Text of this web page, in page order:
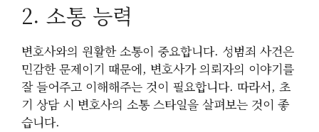
2. 소통 능력
변호사와의 원활한 소통이 중요합니다. 성범죄 사건은
민감한 문제이기 때문에, 변호사가 의뢰자의 이야기를
잘 들어주고 이해해주는 것이 필요합니다. 따라서, 초
기 상담 시 변호사의 소통 스타일을 살펴보는 것이 좋
습니다.